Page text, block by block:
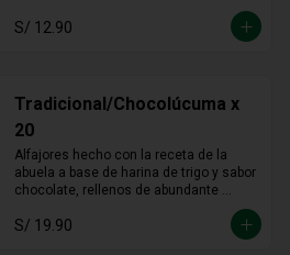
tradicional y manjar blanco de lúcuma
S/ 12.90
Tradicional/Chocolúcuma x
20
Alfajores hecho con la receta de la
abuela a base de harina de trigo y sabor
chocolate, rellenos de abundante
blanco de lúcuma
S/ 19.90